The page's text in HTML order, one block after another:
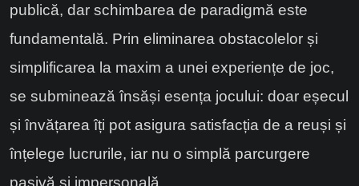
publică, dar schimbarea de paradigmă este
fundamentală. Prin eliminarea obstacolelor și
simplificarea la maxim a unei experiențe de joc,
se subminează însăși esența jocului: doar eșecul
și învățarea îți pot asigura satisfacția de a reuși și
înțelege lucrurile, iar nu o simplă parcurgere
pasivă și impersonală.